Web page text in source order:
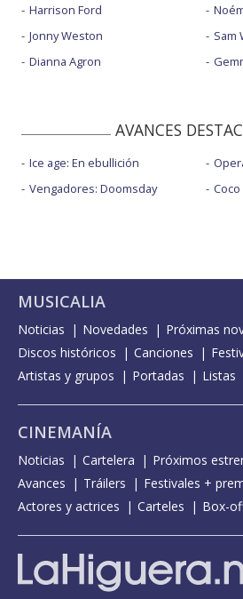
Harrison Ford
Jonny Weston
Dianna Agron
Sam
AVANCES
Ice age: En ebullición
Vengadores: Doomsday
Coco
MUSICALIA
Noticias Novedades
Próximas
Discos históricos
Canciones
Artistas y grupos
Portadas Listas
CINEMANÍA
Noticias Cartelera Próximos
Avances
Tráilers
Festivales +
Actores y actrices
Carteles Box-